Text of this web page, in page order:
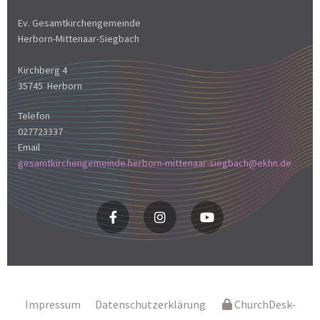
Ev. Gesamtkirchengemeinde
Herborn-Mittenaar-Siegbach
Kirchberg 4
35745 Herborn
Telefon
027723337
Email
gesamtkirchengemeinde.herborn-mittenaar-siegbach@ekhn.de
Impressum Datenschutzerklärung
ChurchDesk-